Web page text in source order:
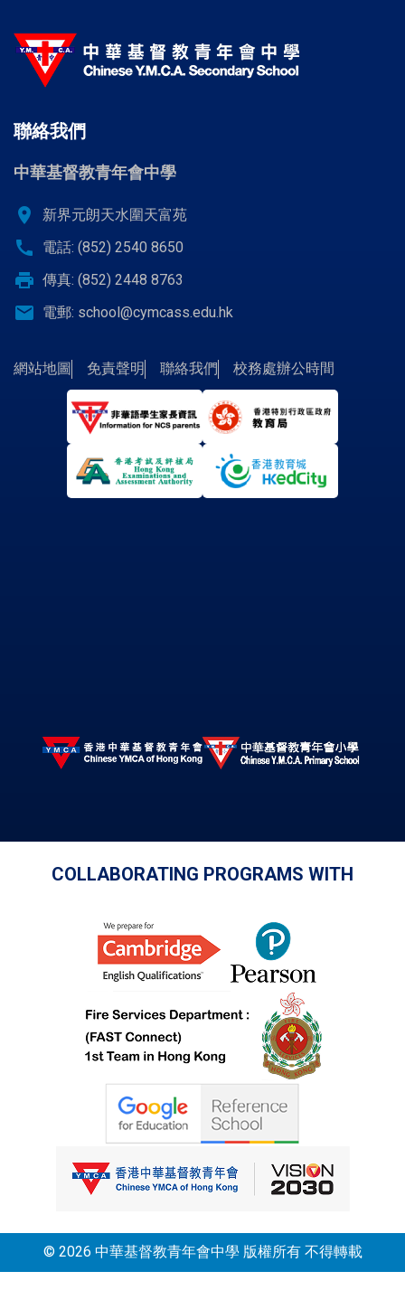
聯絡我們
中華基督教青年會中學
location_on 新界元朗天水圍天富苑
call 電話: (852) 2540 8650
print 傳真: (852) 2448 8763
email 電郵: school@cymcass.edu.hk
網站地圖 免責聲明 聯絡我們 校務處辦公時間
COLLABORATING PROGRAMS WITH
© 2026 中華基督教青年會中學 版權所有 不得轉載